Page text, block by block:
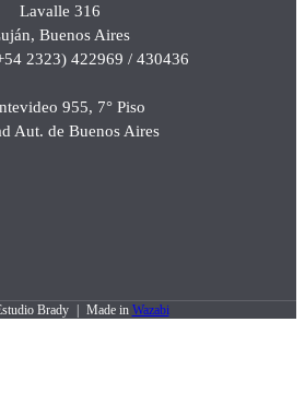
Lavalle 316
Buenos Aires
2323) 422969 / 430436
955, 7° Piso
Aut. de Buenos Aires
Brady | Made in Wazabi